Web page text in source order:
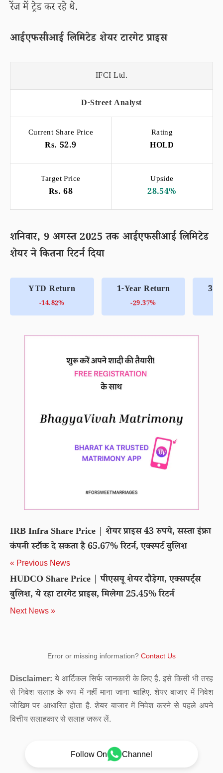
रेंज में ट्रेड कर रहे थे.
आईएफसीआई लिमिटेड शेयर टारगेट प्राइस
IFCI Ltd.
D-Street Analyst
Current Share Price
Rs. 52.9
Rating
HOLD
Target Price
Rs. 68
Upside
28.54%
शनिवार, 9 अगस्त 2025 तक आईएफसीआई लिमिटेड
शेयर ने कितना रिटर्न दिया
YTD Return
-14.82%
1-Year Return
-29.37%
3-
IRB Infra Share Price | शेयर प्राइस 43 रुपये, सस्ता इंफ्रा
कंपनी स्टॉक दे सकता है 65.67% रिटर्न, एक्स्पर्ट बुलिश
« Previous News
HUDCO Share Price | पीएसयू शेयर दौड़ेगा, एक्सपर्ट्स
बुलिश, ये रहा टारगेट प्राइस, मिलेगा 25.45% रिटर्न
Next News »
Error or missing information? Contact Us
Disclaimer: ये आर्टिकल सिर्फ जानकारी के लिए है. इसे किसी भी तरह
से निवेश सलाह के रूप में नहीं माना जाना चाहिए. शेयर बाजार में निवेश
जोखिम पर आधारित होता है. शेयर बाजार में निवेश करने से पहले अपने
वित्तीय सलाहकार से सलाह जरूर लें.
Follow On Channel